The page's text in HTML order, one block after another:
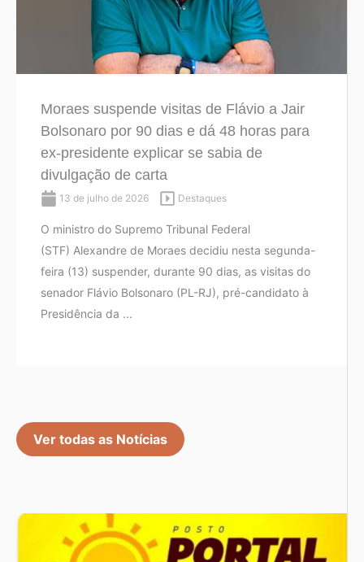
Moraes suspende visitas de Flávio a Jair
Bolsonaro por 90 dias e dá 48 horas para
ex-presidente explicar se sabia de
divulgação de carta
13 de julho de 2026 Destaques
O ministro do Supremo Tribunal Federal
(STF) Alexandre de Moraes decidiu nesta segunda-
feira (13) suspender, durante 90 dias, as visitas do
senador Flávio Bolsonaro (PL-RJ), pré-candidato à
Presidência da ...
Ver todas as Notícias